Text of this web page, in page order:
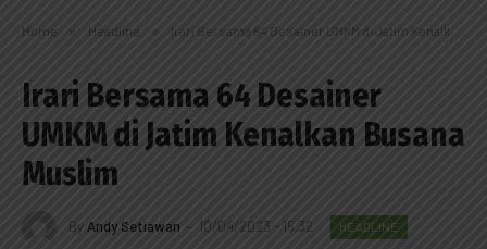
Home » Headline » Irari Bersama 64 Desainer UMKM di Jatim Kenalkan Busana Muslim
Irari Bersama 64 Desainer
UMKM di Jatim Kenalkan Busana
Muslim
ByAndy Setiawan 10/04/2023 - 15:32 HEADLINE